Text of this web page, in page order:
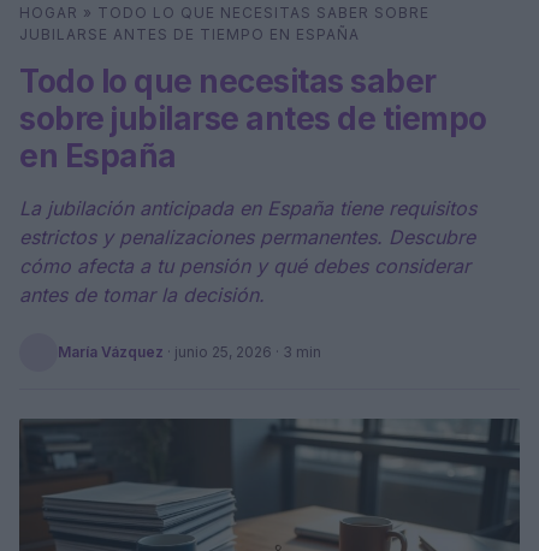
Buscar
HOGAR » TODO LO QUE NECESITAS SABER SOBRE
JUBILARSE ANTES DE TIEMPO EN ESPAÑA
Todo lo que necesitas saber
sobre jubilarse antes de tiempo
en España
La jubilación anticipada en España tiene requisitos
estrictos y penalizaciones permanentes. Descubre
cómo afecta a tu pensión y qué debes considerar
antes de tomar la decisión.
María Vázquez · junio 25, 2026 · 3 min